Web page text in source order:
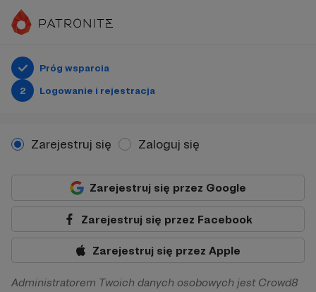
Próg wsparcia
2
Logowanie i rejestracja
Zarejestruj się Zaloguj się
Zarejestruj się przez Google
Zarejestruj się przez Facebook
Zarejestruj się przez Apple
Administratorem Twoich danych osobowych jest Crowd8